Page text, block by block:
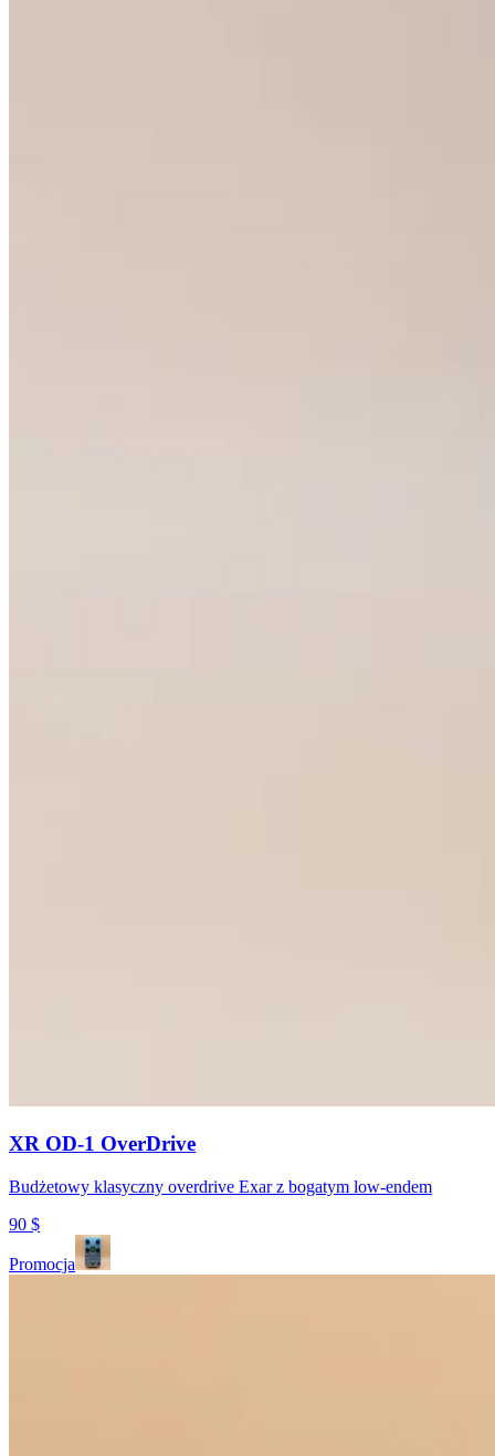
XR OD-1 OverDrive
Budżetowy klasyczny overdrive Exar z bogatym low-endem
90 $
Promocja